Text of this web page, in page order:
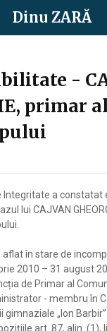
Dinu ZARĂ
-
primar
Integritate a constatat
lui CAJVAN
aflat în stare de
2010 – 31 august
de Primar al
- membru în
„Ion
art. 87, alin. (1),